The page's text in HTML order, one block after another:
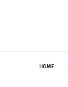
HOME